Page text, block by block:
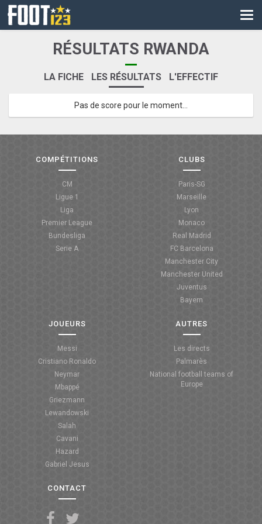
CM
LES DIRECTS
COUPE DE FRANCE
RÉSULTATS RWANDA
LA FICHE LES RÉSULTATS L'EFFECTIF
Pas de score pour le moment...
COMPÉTITIONS
CM
Ligue 1
Liga
Premier League
Bundesliga
Serie A
CLUBS
Paris-SG
Marseille
Lyon
Monaco
Real Madrid
FC Barcelona
Manchester City
Manchester United
Juventus
Bayern
JOUEURS
Messi
Cristiano Ronaldo
Neymar
Mbappé
Griezmann
Lewandowski
Salah
Cavani
Hazard
Gabriel Jesus
AUTRES
Les directs
Palmarès
National football teams of
Europe
CONTACT